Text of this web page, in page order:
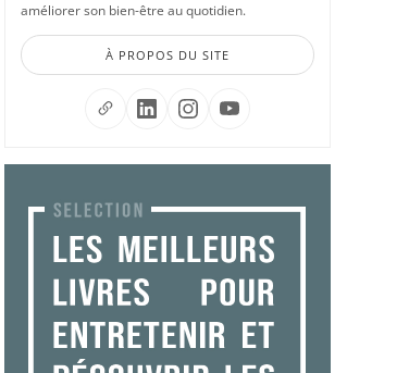
améliorer son bien-être au quotidien.
À PROPOS DU SITE